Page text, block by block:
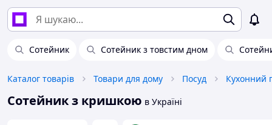
Сотейник Сотейник з товстим дном
Каталог товарів Товари для дому Посуд Кухонний
Сотейник з кришкою в Україні